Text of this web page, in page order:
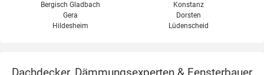
Bergisch Gladbach
Gera
Hildesheim
Konstanz
Dorsten
Lüdenscheid